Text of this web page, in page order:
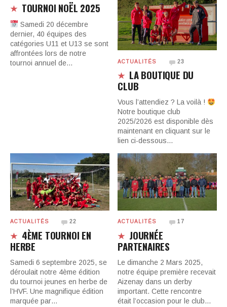
TOURNOI NOËL 2025
Samedi 20 décembre
dernier, 40 équipes des
catégories U11 et U13 se sont
affrontées lors de notre
tournoi annuel de…
ACTUALITÉS 23
LA BOUTIQUE DU
CLUB
Vous l’attendiez ? La voilà !
Notre boutique club
2025/2026 est disponible dès
maintenant en cliquant sur le
lien ci-dessous…
ACTUALITÉS 22
4ÈME TOURNOI EN
HERBE
Samedi 6 septembre 2025, se
déroulait notre 4ème édition
du tournoi jeunes en herbe de
l’HVF. Une magnifique édition
marquée par…
ACTUALITÉS 17
JOURNÉE
PARTENAIRES
Le dimanche 2 Mars 2025,
notre équipe première recevait
Aizenay dans un derby
important. Cette rencontre
était l’occasion pour le club…